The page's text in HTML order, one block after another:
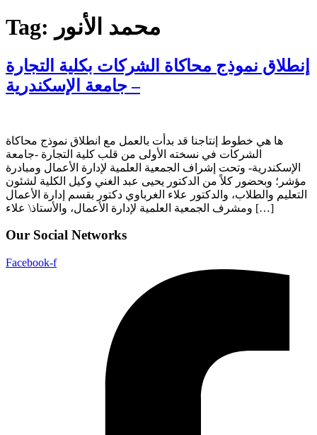
Tag: محمد الأنور
إنطلاق نموذج محاكاة الشركات بكلية التجارة
– جامعة الإسكندرية
ها هي خطوط إنتاجنا قد بدأت بالعمل مع انطلاق نموذج محاكاة
الشركات في نسخته الأولى من قلب كلية التجارة -جامعة
الإسكندرية- وتحت إشراف الجمعية العلمية لإدارة الأعمال ومبادرة
مؤشر؛ وبحضور كلاً من الدكتور يحيى عبد الغني وكيل الكلية لشئون
التعليم والطلاب، والدكتور علاء الغرباوي دكتور بقسم إدارة الأعمال
ومشرف الجمعية العلمية لإدارة الأعمال، والأستاذ\ علاء […]
Our Social Networks
Facebook-f